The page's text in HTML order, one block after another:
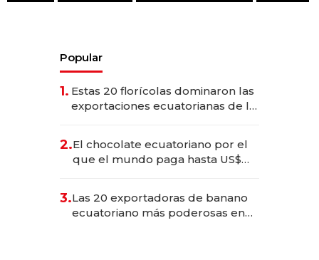
Popular
1. Estas 20 florícolas dominaron las
exportaciones ecuatorianas de la
2.El chocolate ecuatoriano por el
que el mundo paga hasta US$
3.Las 20 exportadoras de banano
ecuatoriano más poderosas en